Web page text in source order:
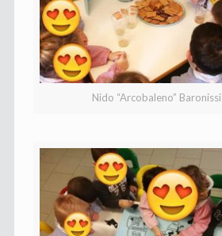
Nido “Arcobaleno” Baronissi